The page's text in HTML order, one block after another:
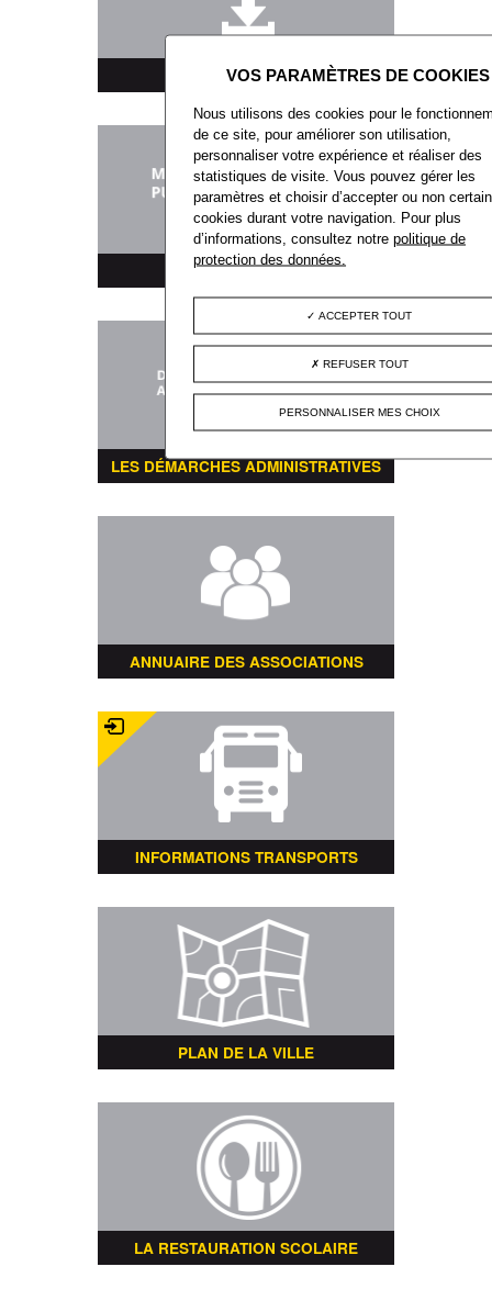
TÉLÉCHARGEMENT
MARCHÉS PUBLICS
LES DÉMARCHES ADMINISTRATIVES
ANNUAIRE DES ASSOCIATIONS
INFORMATIONS TRANSPORTS
PLAN DE LA VILLE
LA RESTAURATION SCOLAIRE
Nous utilisons des cookies pour le
de ce site, pour améliorer son utilisation,
personnaliser votre expérience et réaliser des
statistiques de visite. Vous pouvez gérer les
paramètres et choisir d’accepter ou non
cookies durant votre navigation. Pour plus
d’informations, consultez notrepolitique de
protection des données.
ACCEPTER TOUT
REFUSER TOUT
PERSONNALISER MES CHOIX